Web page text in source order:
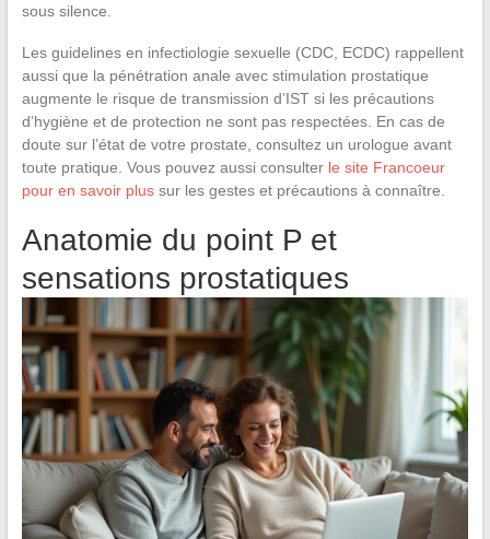
sous silence.
Les guidelines en infectiologie sexuelle (CDC, ECDC) rappellent
aussi que la pénétration anale avec stimulation prostatique
augmente le risque de transmission d’IST si les précautions
d’hygiène et de protection ne sont pas respectées. En cas de
doute sur l’état de votre prostate, consultez un urologue avant
toute pratique. Vous pouvez aussi consulter le site Francoeur
pour en savoir plussur les gestes et précautions à connaître.
Anatomie du point P et
sensations prostatiques